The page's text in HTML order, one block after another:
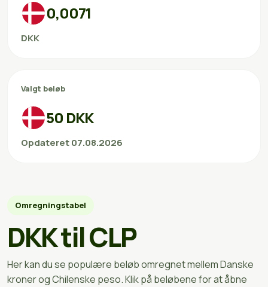
0,0071
DKK
Valgt beløb
50 DKK
Opdateret 07.08.2026
Omregningstabel
DKK til CLP
Her kan du se populære beløb omregnet mellem Danske
kroner og Chilenske peso. Klik på beløbene for at åbne